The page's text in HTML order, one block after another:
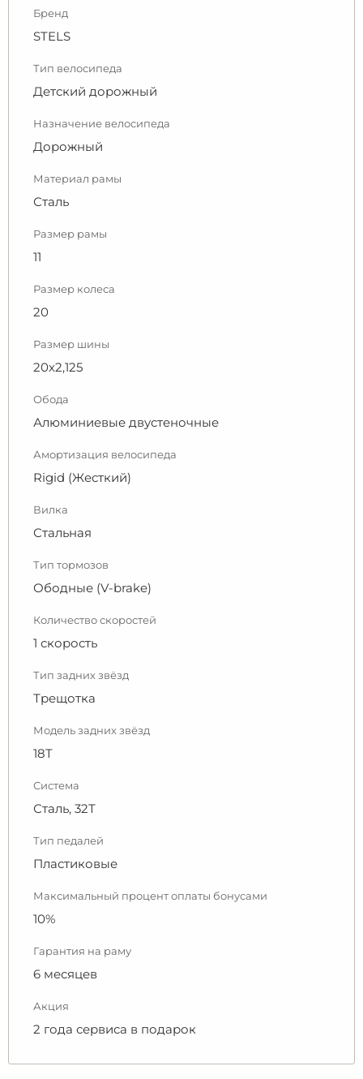
Бренд
STELS
Тип велосипеда
Детский дорожный
Назначение велосипеда
Дорожный
Материал рамы
Сталь
Размер рамы
11
Размер колеса
20
Размер шины
20х2,125
Обода
Алюминиевые двустеночные
Амортизация велосипеда
Rigid (Жесткий)
Вилка
Стальная
Тип тормозов
Ободные (V-brake)
Количество скоростей
1 скорость
Тип задних звёзд
Трещотка
Модель задних звёзд
18T
Система
Сталь, 32Т
Тип педалей
Пластиковые
Максимальный процент оплаты бонусами
10%
Гарантия на раму
6 месяцев
Акция
2 года сервиса в подарок